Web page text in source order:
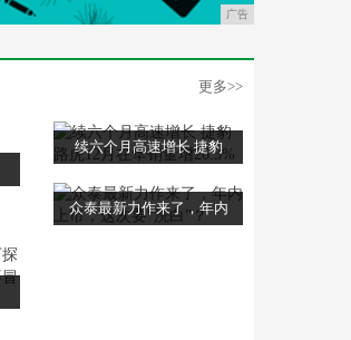
广告
更多>>
续六个月高速增长 捷豹
众泰最新力作来了，年内